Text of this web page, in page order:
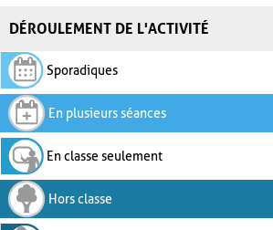
DÉROULEMENT DE L'ACTIVITÉ
Sporadiques
En plusieurs séances
En classe seulement
Hors classe